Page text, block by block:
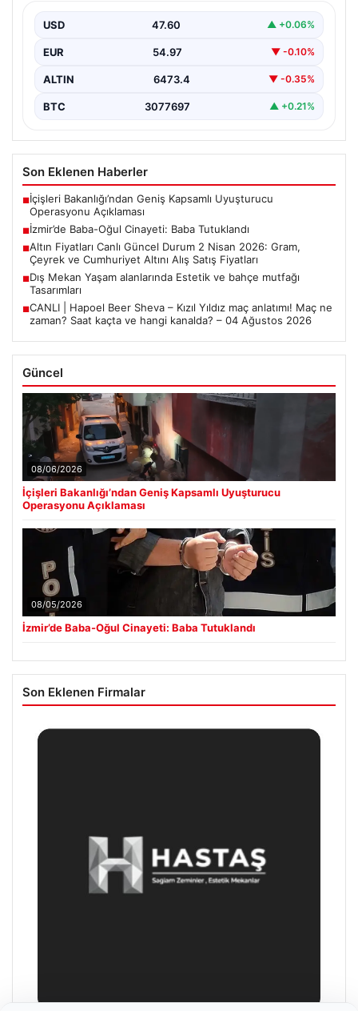
67 yaşındaki Selçuk A., oğluna karşı çıkan…
USD 47.60 ▲ +0.06%
EUR 54.97 ▼ -0.10%
ALTIN 6473.4 ▼ -0.35%
BTC 3077697 ▲ +0.21%
Son Eklenen Haberler
■İçişleri Bakanlığı’ndan Geniş Kapsamlı Uyuşturucu
Operasyonu Açıklaması
■İzmir’de Baba-Oğul Cinayeti: Baba Tutuklandı
■Altın Fiyatları Canlı Güncel Durum 2 Nisan 2026: Gram,
Çeyrek ve Cumhuriyet Altını Alış Satış Fiyatları
■Dış Mekan Yaşam alanlarında Estetik ve bahçe mutfağı
Tasarımları
■CANLI | Hapoel Beer Sheva – Kızıl Yıldız maç anlatımı! Maç ne
zaman? Saat kaçta ve hangi kanalda? – 04 Ağustos 2026
Güncel
08/06/2026
İçişleri Bakanlığı’ndan Geniş Kapsamlı Uyuşturucu
Operasyonu Açıklaması
08/05/2026
İzmir’de Baba-Oğul Cinayeti: Baba Tutuklandı
Son Eklenen Firmalar